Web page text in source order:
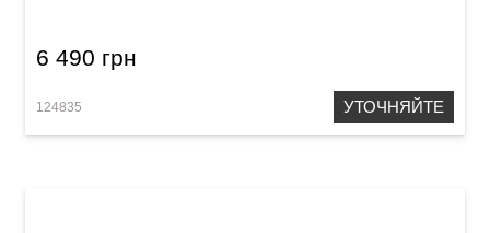
6 490 грн
124835 УТОЧНЯЙТЕ